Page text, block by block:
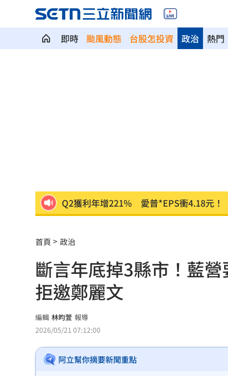
即時 颱風動態 台股怎投資 熱門
政治
Q2獲利年增221% 愛普*EPS衝4.18元！
定投10年翻逾5倍 這檔吸引存股族卡位！
新／四指齊揚！台指期飆破500點 00:48
慈濟遭詐10.6億元！全款拿回解方曝
稱龍蝦咬完就吐 爆李世宗要信徒喝精油
樂天女孩淚揭往事 愛意表達障礙遭重擊
一張百萬太貴！他公開高價股買法：賺30萬
首頁 政治
斷言年底掉3縣市！藍
拒邀鄭麗文
編輯 林昀萱 報導
2026/05/21 07:12:00
阿立幫你摘要新聞重點